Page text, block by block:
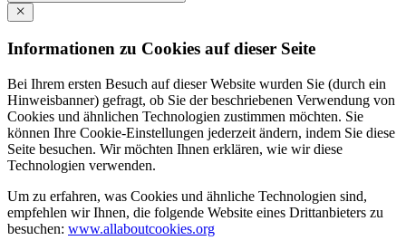
Informationen zu Cookies auf dieser Seite
Bei Ihrem ersten Besuch auf dieser Website wurden Sie (durch ein
Hinweisbanner) gefragt, ob Sie der beschriebenen Verwendung von
Cookies und ähnlichen Technologien zustimmen möchten. Sie
können Ihre Cookie-Einstellungen jederzeit ändern, indem Sie diese
Seite besuchen. Wir möchten Ihnen erklären, wie wir diese
Technologien verwenden.
Um zu erfahren, was Cookies und ähnliche Technologien sind,
empfehlen wir Ihnen, die folgende Website eines Drittanbieters zu
besuchen: www.allaboutcookies.org